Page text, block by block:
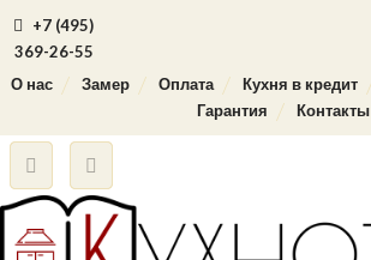
+7 (495)
369-26-55
О нас
Замер Оплата Кухня в кредит
Гарантия
Контакты